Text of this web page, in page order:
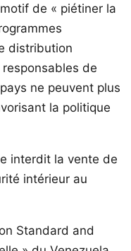
de « piétiner la
distribution
responsables de
ne peuvent plus
la politique
interdit la vente de
intérieur au
Standard and